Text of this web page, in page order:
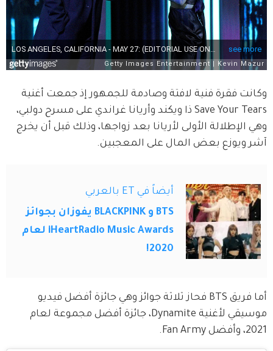
وكانت فقرة فنية لافتة وصادمة للجمهور إذ جمعت أغنية
Save Your Tears ذا ويكند وأريانا غراندي على مسرح دولبي،
وهي الإطلالة الأولى لأريانا بعد زواجها، وذلك قبل أن يخرج
آشر ويوزع بعض المال على المعجبين.
أيضاً في ET بالعربي
BTS و BLACKPINK يفوزان بجوائز
iHeartRadio Music Awards لعام
2020!
أما فريق BTS فحاز ثلاثة جوائز وهي جائزة أفضل فيديو
موسيقي لأغنية Dynamite، جائزة أفضل مجموعة لعام
2021، وأفضل Fan Army.